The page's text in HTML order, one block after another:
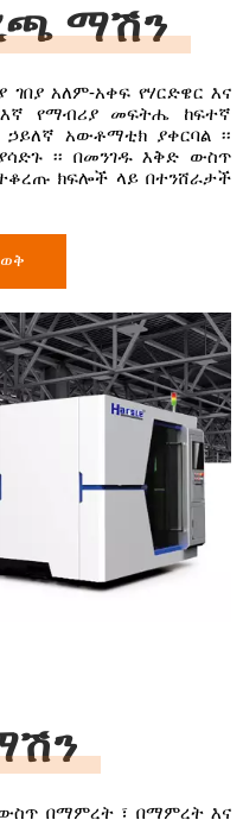
ማሽን
አለም-አቀፍ የሃርድዌር እና
የማብሪያ መፍትሔ ከፍተኛ
አውቶማቲክ ያቀርባል ፡፡
፡፡ በመንገዱ እቅድ ውስጥ
ክፍሎች ላይ በተንሸራታች
​​ውስጥ በማምረት ፣ በማምረት እና